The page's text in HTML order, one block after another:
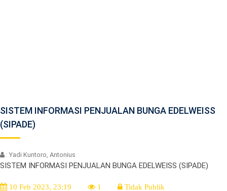
SISTEM INFORMASI PENJUALAN BUNGA EDELWEISS
(SIPADE)
: Yadi Kuntoro, Antonius
SISTEM INFORMASI PENJUALAN BUNGA EDELWEISS (SIPADE)
10 Feb 2023, 23:19 1 Tidak Publik